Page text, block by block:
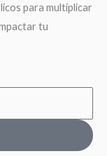
para multiplicar
tu